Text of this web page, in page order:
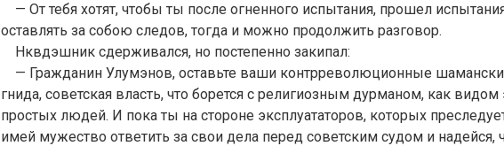
— От тебя хотят, чтобы ты после огненного испытания, прошел
оставлять за собою следов, тогда и можно продолжить разговор.
Нквдэшник сдерживался, но постепенно закипал:
— Гражданин Улумэнов, оставьте ваши контрреволюционные
гнида, советская власть, что борется с религиозным дурманом, как
простых людей. И пока ты на стороне эксплуататоров, которых
имей мужество ответить за свои дела перед советским судом и надейся,